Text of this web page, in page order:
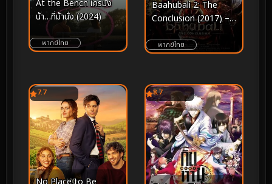
At the Bench ใครมั่ง
น้า…ที่ม้านั่ง (2024)
พากย์ไทย
Baahubali 2: The
Conclusion (2017) –
บทสรุปแห่งมหากาพย์ที่
ยิ่งใหญ่ที่สุดใน
พากย์ไทย
7.7 8.7